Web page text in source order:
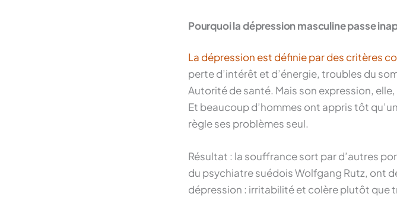
Pourquoi la dépression masculine passe
La dépression est définie par des critères
perte d’intérêt et d’énergie, troubles du
Autorité de santé. Mais son expression,
Et beaucoup d’hommes ont appris tôt
règle ses problèmes seul.
Résultat : la souffrance sort par d’autres
du psychiatre suédois Wolfgang Rutz, ont
dépression : irritabilité et colère plutôt